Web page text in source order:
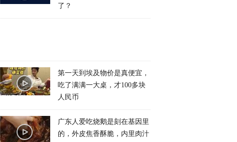
了？
第一天到埃及物价是真便宜，
吃了满满一大桌，才100多块
人民币
广东人爱吃烧鹅是刻在基因里
的，外皮焦香酥脆，内里肉汁